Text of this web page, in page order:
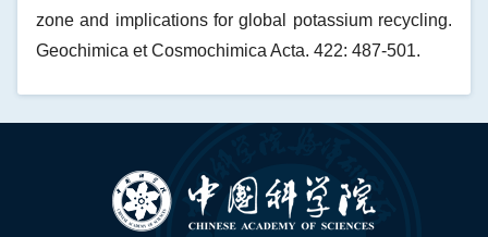
zone and implications for global potassium recycling.
Geochimica et Cosmochimica Acta. 422: 487-501.